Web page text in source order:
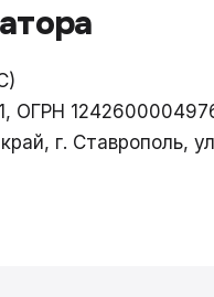
ОГРН
г. Ставрополь,